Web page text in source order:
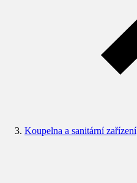
Koupelna a sanitární zařízení